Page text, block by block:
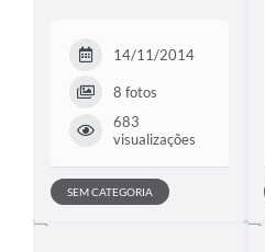
14/11/2014
8 fotos
683
visualizações
SEM CATEGORIA